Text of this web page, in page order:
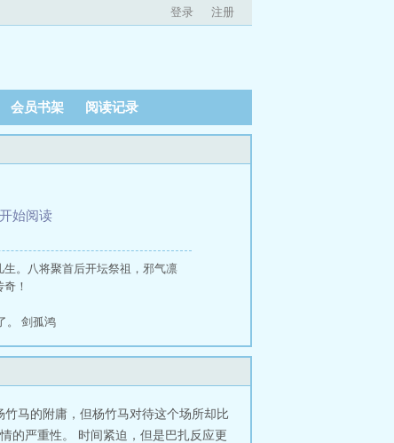
登录 注册
会员书架 阅读记录
开始阅读
。八将聚首后开坛祭祖，邪气凛
！
。 剑孤鸿
马的附庸，但杨竹马对待这个场所却比
的严重性。 时间紧迫，但是巴扎反应更